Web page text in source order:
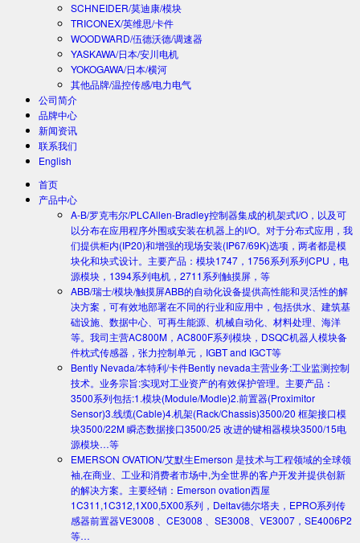
SCHNEIDER/莫迪康/模块
TRICONEX/英维思/卡件
WOODWARD/伍德沃德/调速器
YASKAWA/日本/安川电机
YOKOGAWA/日本/横河
其他品牌/温控传感/电力电气
公司简介
品牌中心
新闻资讯
联系我们
English
首页
产品中心
A-B/罗克韦尔/PLCAllen-Bradley控制器集成的机架式I/O，以及可
以分布在应用程序外围或安装在机器上的I/O。对于分布式应用，我
们提供柜内(IP20)和增强的现场安装(IP67/69K)选项，两者都是模
块化和块式设计。主要产品：模块1747，1756系列系列CPU，电
源模块，1394系列电机，2711系列触摸屏，等
ABB/瑞士/模块/触摸屏ABB的自动化设备提供高性能和灵活性的解
决方案，可有效地部署在不同的行业和应用中，包括供水、建筑基
础设施、数据中心、可再生能源、机械自动化、材料处理、海洋
等。我司主营AC800M，AC800F系列模块，DSQC机器人模块备
件枕式传感器，张力控制单元，IGBT and IGCT等
Bently Nevada/本特利/卡件Bently nevada主营业务:工业监测控制
技术。业务宗旨:实现对工业资产的有效保护管理。主要产品：
3500系列包括:1.模块(Module/Modle)2.前置器(Proximitor
Sensor)3.线缆(Cable)4.机架(Rack/Chassis)3500/20 框架接口模
块3500/22M 瞬态数据接口3500/25 改进的键相器模块3500/15电
源模块…等
EMERSON OVATION/艾默生Emerson 是技术与工程领域的全球领
袖,在商业、工业和消费者市场中,为全世界的客户开发并提供创新
的解决方案。主要经销：Emerson ovation西屋
1C311,1C312,1X00,5X00系列，Deltav德尔塔夫，EPRO系列传
感器前置器VE3008 、CE3008 、SE3008、VE3007，SE4006P2
等…